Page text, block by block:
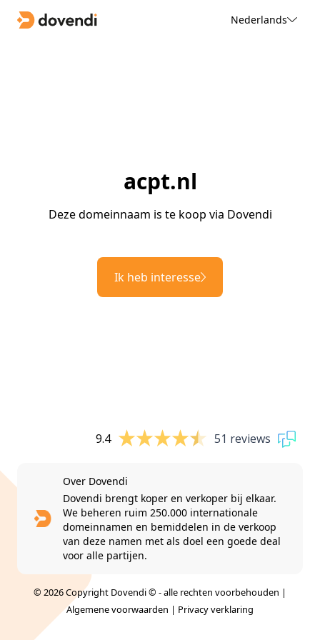
Nederlands
acpt.nl
Deze domeinnaam is te koop via Dovendi
Ik heb interesse
9.4 51 reviews
Over Dovendi
Dovendi brengt koper en verkoper bij elkaar.
We beheren ruim 250.000 internationale
domeinnamen en bemiddelen in de verkoop
van deze namen met als doel een goede deal
voor alle partijen.
© 2026 Copyright Dovendi © - alle rechten voorbehouden |
Algemene voorwaarden | Privacy verklaring